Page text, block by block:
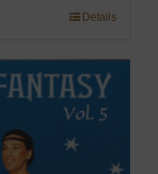
Details